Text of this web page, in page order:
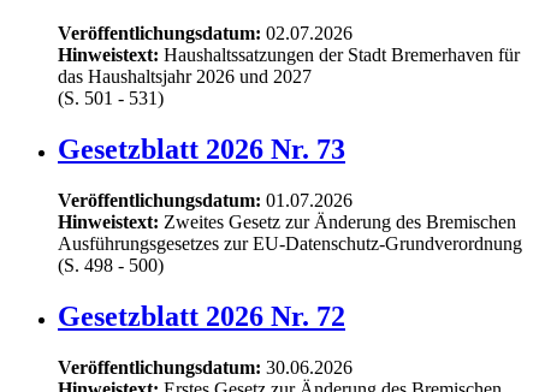
Veröffentlichungsdatum: 02.07.2026
Hinweistext: Haushaltssatzungen der Stadt Bremerhaven für
das Haushaltsjahr 2026 und 2027
(S. 501 - 531)
Gesetzblatt 2026 Nr. 73
Veröffentlichungsdatum: 01.07.2026
Hinweistext: Zweites Gesetz zur Änderung des Bremischen
Ausführungsgesetzes zur EU-Datenschutz-Grundverordnung
(S. 498 - 500)
Gesetzblatt 2026 Nr. 72
Veröffentlichungsdatum: 30.06.2026